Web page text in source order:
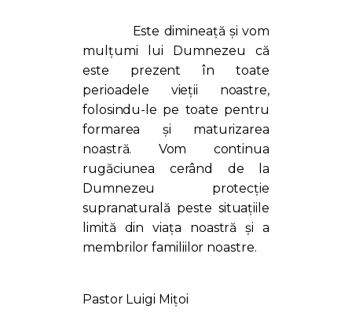
Este dimineață și vom
mulțumi lui Dumnezeu că
este prezent în toate
perioadele vieții noastre,
folosindu-le pe toate pentru
formarea și maturizarea
noastră. Vom continua
rugăciunea cerând de la
Dumnezeu protecție
supranaturală peste situațiile
limită din viața noastră și a
membrilor familiilor noastre.
Pastor Luigi Mițoi